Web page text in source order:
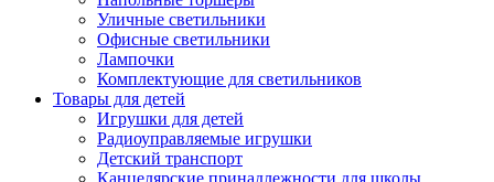
Уличные светильники
Офисные светильники
Лампочки
Комплектующие для светильников
Товары для детей
Игрушки для детей
Радиоуправляемые игрушки
Детский транспорт
Канцелярские принадлежности для школы